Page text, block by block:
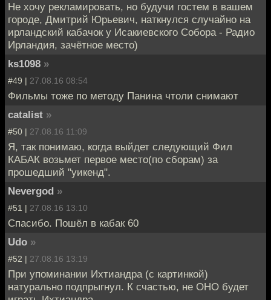
Не хочу рекламировать, но будучи гостем в вашем
городе, Дмитрий Юрьевич, наткнулся случайно на
ирландский кабачок у Исакиевского Собора - Радио
Ирландия, зачётное место)
ks1098 »
#49 | 27.08.16 08:54
Фильмы тоже по методу Панина чтоли снимают
catalist »
#50 | 27.08.16 11:09
Я, так понимаю, когда выйдет следующий Фил
КАБАК возьмет первое место(по сборам) за
прошедший "уикенд".
Nevergod »
#51 | 27.08.16 13:10
Спасибо. Пошёл в кабак 60
Udo »
#52 | 27.08.16 13:19
При упоминании Ихтиандра (с картинкой)
натурально подпрыгнул. К счастью, не ОНО будет